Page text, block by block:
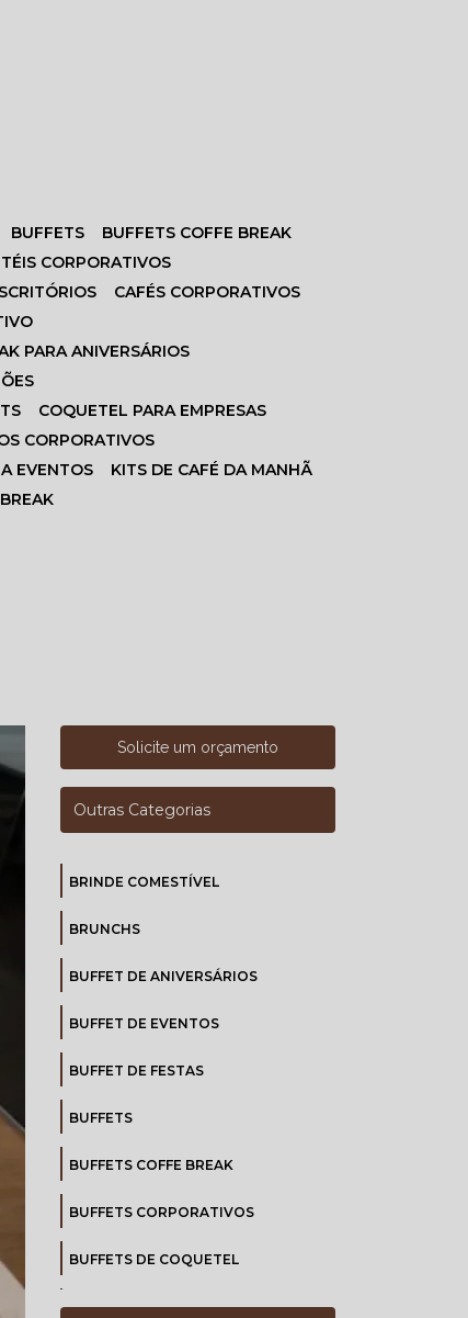
BUFFETS
BUFFETS COFFE BREAK
CORPORATIVOS
CAFÉS CORPORATIVOS
PARA ANIVERSÁRIOS
COQUETEL PARA EMPRESAS
CORPORATIVOS
EVENTOS
KITS DE CAFÉ DA MANHÃ
Solicite um orçamento
Outras Categorias
BRINDE COMESTÍVEL
BRUNCHS
BUFFET DE ANIVERSÁRIOS
BUFFET DE EVENTOS
BUFFET DE FESTAS
BUFFETS
BUFFETS COFFE BREAK
BUFFETS CORPORATIVOS
BUFFETS DE COQUETEL
BUFFETS DE INAUGURAÇÃO